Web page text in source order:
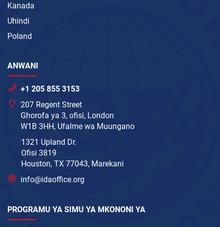
Kanada
Uhindi
Poland
ANWANI
+1 205 855 3153
207 Regent Street
Ghorofa ya 3, ofisi, London
W1B 3HH, Ufalme wa Muungano
1321 Upland Dr.
Ofisi 3819
Houston, TX 77043, Marekani
info@idaoffice.org
PROGRAMU YA SIMU YA MKONONI YA